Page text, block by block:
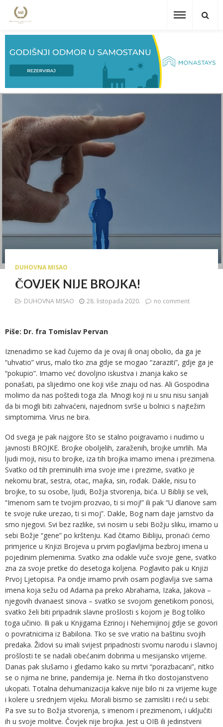
DUHOVNA MISAO
ČOVJEK NIJE BROJKA!
DUHOVNA MISAO 28. listopada 2020. no comment
Piše: Dr. fra Tomislav Pervan
Iznenadimo se kad čujemo da je ovaj ili onaj obolio, da ga je
“uhvatio” virus, malo tko zna gdje se mogao “zaraziti”, gdje ga je
“pokupio”. Imamo već dovoljno iskustva i znanja kako se
ponašati, pa slijedimo one koji više znaju od nas. Ali Gospodina
molimo da nas poštedi toga zla. Mnogi koji ni u snu nisu sanjali
da bi mogli biti zahvaćeni, najednom svrše u bolnici s najtežim
simptomima. Virus ne bira.
Od svega je pak najgore što se stalno poigravamo i nudimo u
javnosti BROJKE. Brojke oboljelih, zaraženih, brojke umrlih. Ma
ljudi moji, nisu to brojke, iza tih brojka imamo imena i prezimena.
Svatko od tih preminulih ima svoje ime i prezime, svatko je
nekomu brat, sestra, otac, majka, sin, rođak. Dakle, nisu to
brojke, to su osobe, ljudi, Božja stvorenja, bića. U Bibliji se veli,
“Imenom sam te tvojim prozvao, ti si moj!” ili pak “U dlanove sam
te svoje ruke urezao, ti si moj”. Dakle, Bog nam daje jamstvo da
smo njegovi. Svi bez razlike, svi nosim u sebi Božju sliku, imamo u
sebi Božje “gene” po krštenju. Kad čitamo Bibliju, pronaći ćemo
primjerice u Knjizi Brojeva u prvim poglavljima bezbroj imena u
pojedinim plemenima. Svatko zna odakle vuče svoje gene, svatko
zna za svoje pretke do desetoga koljena. Poglavito pak u Knjizi
Prvoj Ljetopisa. Pa ondje imamo prvih osam poglavlja sve sama
imena koja sežu od Adama pa preko Abrahama, Izaka, Jakova –
njegovih dvanaest sinova – svatko se svojom genetikom ponosi,
svatko želi biti pripadnik slavne prošlosti s kojom je Bog toliko
toga učinio. Ili pak u Knjigama Ezrinoj i Nehemijinoj gdje se govori
o povratnicima iz Babilona. Tko se sve vratio na baštinu svojih
predaka. Židovi su imali svijest pripadnosti svomu narodu i slavnoj
prošlosti te se nadali obećanim dobrima u mesijansko vrijeme.
Danas pak slušamo i gledamo kako su mrtvi “porazbacani”, nitko
se o njima ne brine, pandemija je. Nema ih tko dostojanstveno
ukopati. Totalna dehumanizacija kakve nije bilo ni za vrijeme kuge
i kolere u srednjem vijeku. Morali bismo se zamisliti i reći u sebi:
Pa sve su to Božja stvorenja, s imenom i prezimenom, i uključiti
ih u svoje molitve. Čovjek nije brojka. Jest u OIB ili jedinstveni